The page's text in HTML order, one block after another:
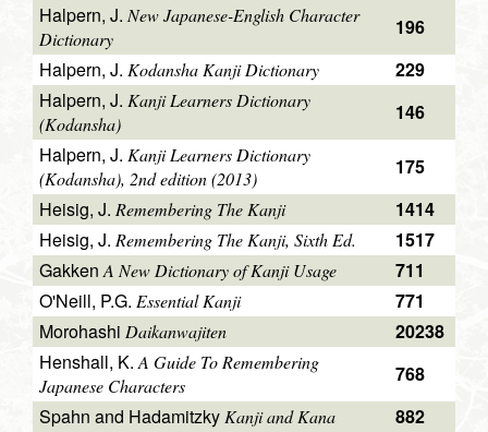
Halpern, J. New Japanese-English Character
Dictionary
196
Halpern, J. Kodansha Kanji Dictionary
229
Halpern, J. Kanji Learners Dictionary
(Kodansha)
146
Halpern, J. Kanji Learners Dictionary
(Kodansha), 2nd edition (2013)
175
Heisig, J. Remembering The Kanji
1414
Heisig, J. Remembering The Kanji, Sixth Ed.
1517
GakkenA New Dictionary of Kanji Usage
711
O'Neill, P.G. Essential Kanji
771
Morohashi Daikanwajiten
20238
Henshall, K.A Guide To Remembering
Japanese Characters
768
Spahn and Hadamitzky Kanji and Kana 882